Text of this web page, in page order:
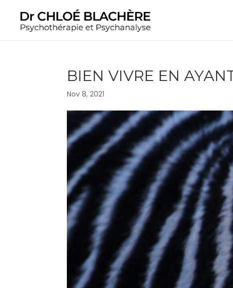
BIEN VIVRE EN
Nov 8, 2021